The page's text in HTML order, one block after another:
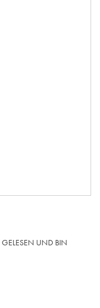
GELESEN UND BIN